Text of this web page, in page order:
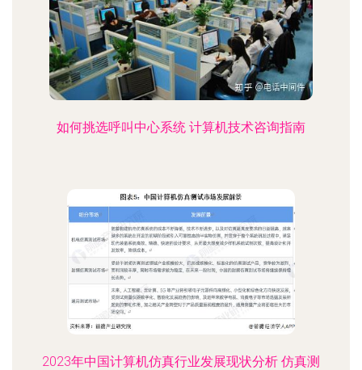
如何挑选呼叫中心系统 计算机技术咨询指南
2023年中国计算机仿真行业发展现状分析 仿真测